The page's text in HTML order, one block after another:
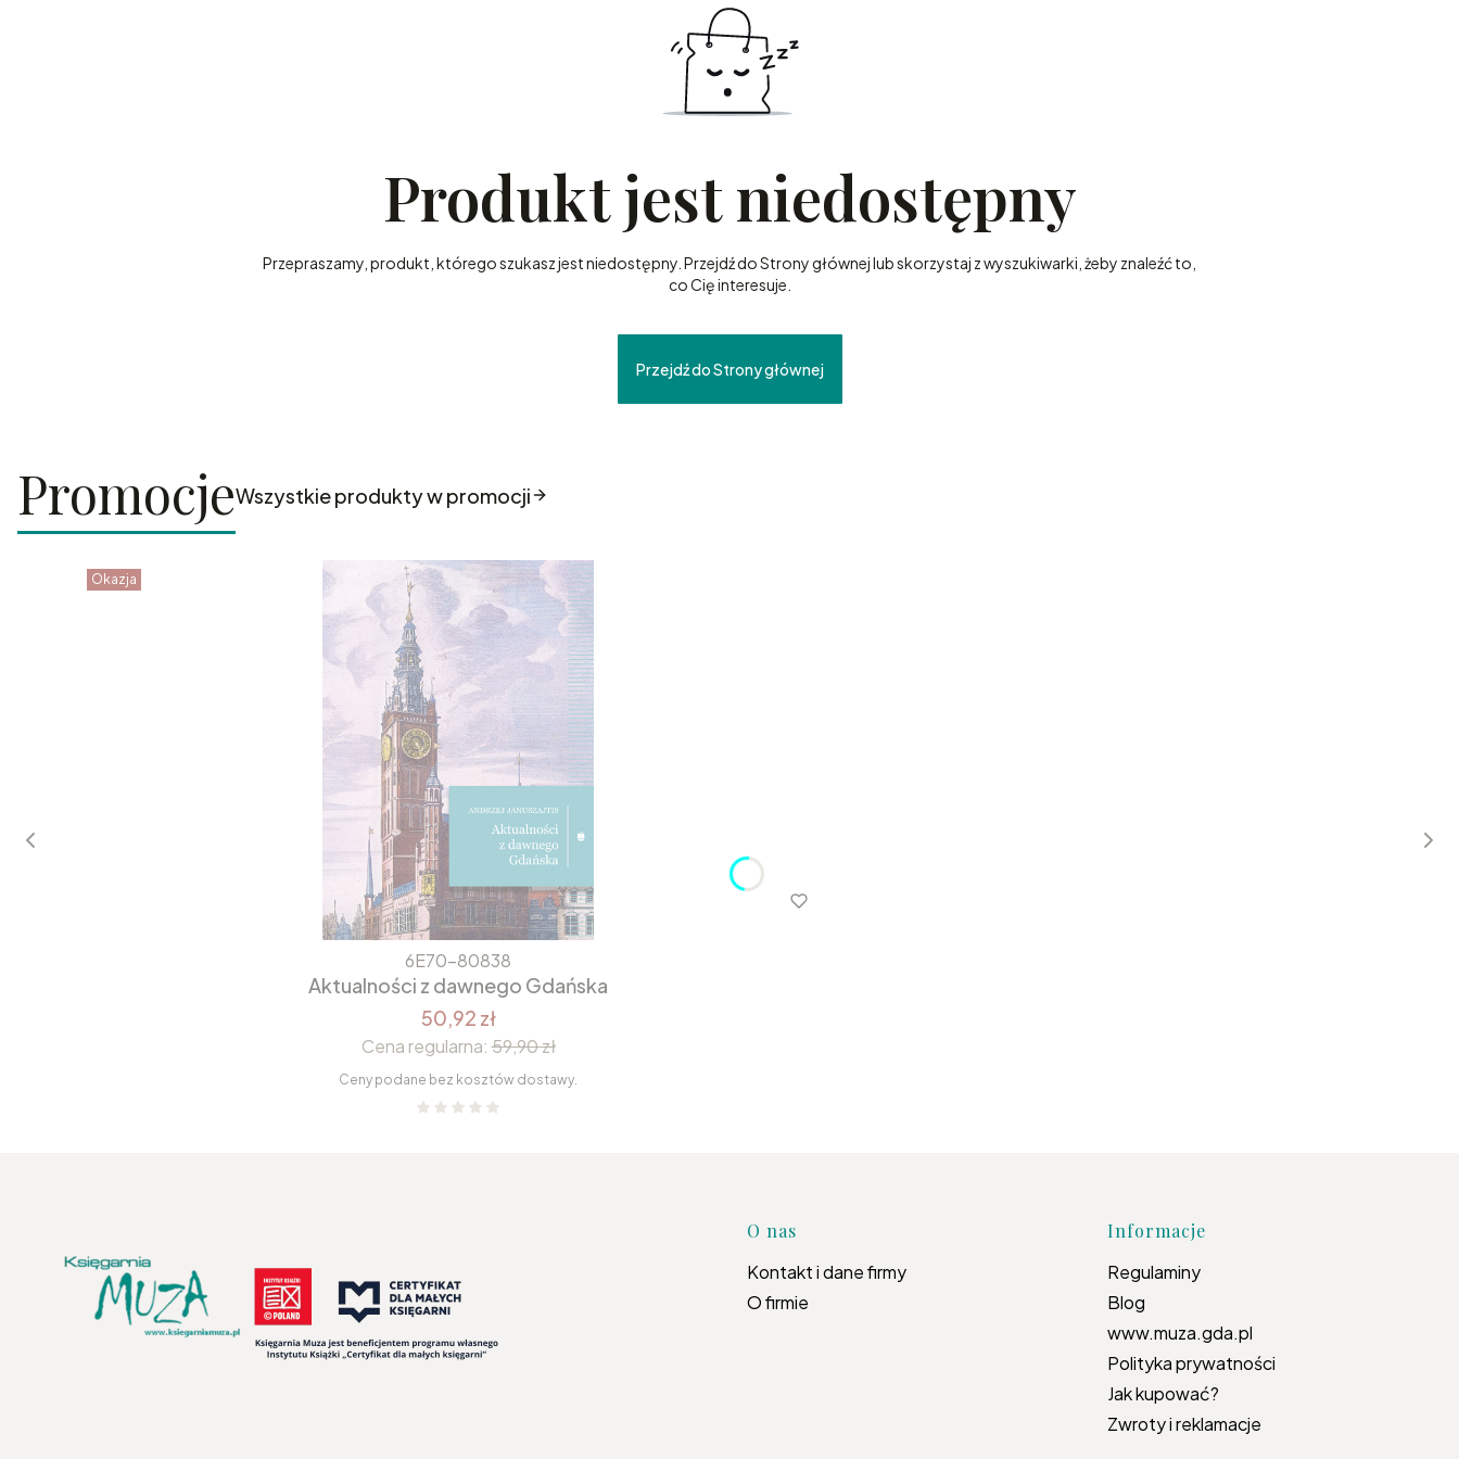
Produkt jest niedostępny
Przepraszamy, produkt, którego szukasz jest niedostępny. Przejdź do Strony głównej lub skorzystaj z wyszukiwarki, żeby znaleźć to,
co Cię interesuje.
Przejdź do Strony głównej
PromocjeWszystkie produkty w promocji
Okazja
6E70-80838
Aktualności z dawnego Gdańska
50,92 zł
Cena regularna: 59,90 zł
Ceny podane bez kosztów dostawy.
Linki w stopce
O nas
Kontakt i dane firmy
O firmie
Informacje
Regulaminy
Blog
www.muza.gda.pl
Polityka prywatności
Jak kupować?
Zwroty i reklamacje